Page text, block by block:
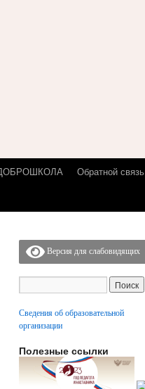
Обратной связь
Версия для слабовидящих
Сведения об образовательной
организации
Полезные ссылки